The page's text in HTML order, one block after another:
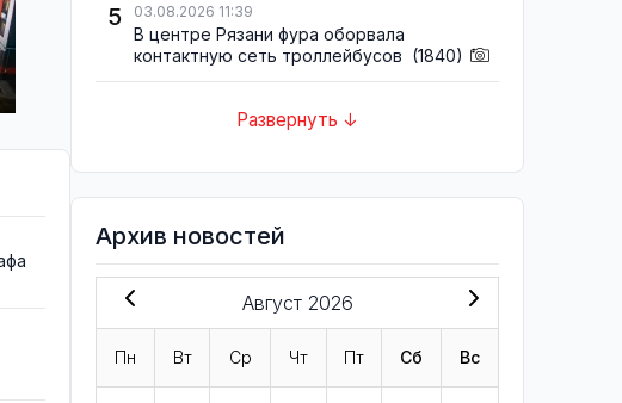
5 03.08.2026 11:39
В центре Рязани фура оборвала
контактную сеть троллейбусов (1840)
Развернуть ↓
Архив новостей
Август 2026
Пн Вт Ср Чт Пт Сб Вс